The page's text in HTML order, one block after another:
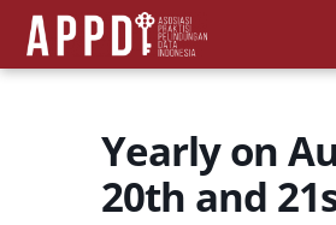
Yearly on
20th and